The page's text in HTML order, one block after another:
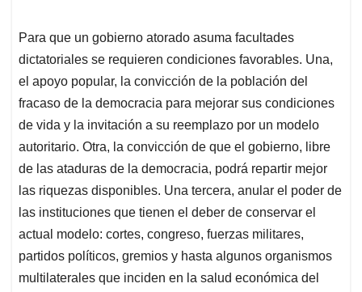
Para que un gobierno atorado asuma facultades
dictatoriales se requieren condiciones favorables. Una,
el apoyo popular, la convicción de la población del
fracaso de la democracia para mejorar sus condiciones
de vida y la invitación a su reemplazo por un modelo
autoritario. Otra, la convicción de que el gobierno, libre
de las ataduras de la democracia, podrá repartir mejor
las riquezas disponibles. Una tercera, anular el poder de
las instituciones que tienen el deber de conservar el
actual modelo: cortes, congreso, fuerzas militares,
partidos políticos, gremios y hasta algunos organismos
multilaterales que inciden en la salud económica del